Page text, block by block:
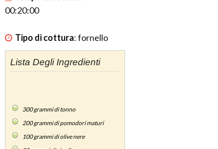
00:20:00
Tipo di cottura:fornello
Lista Degli Ingredienti
300grammi di tonno
200grammi di pomodori maturi
100grammi di olive nere